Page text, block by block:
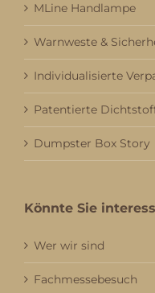
MLine Handlampe
Warnweste &
Individualisierte
Patentierte
Dumpster Box Story
Könnte Sie
Wer wir sind
Fachmessebesuch